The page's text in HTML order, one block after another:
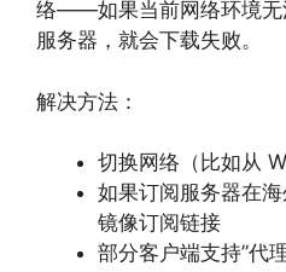
络——如果当前网络环境无
服务器，就会下载失败。
解决方法：
切换网络（比如从
如果订阅服务器在
镜像订阅链接
部分客户端支持”代